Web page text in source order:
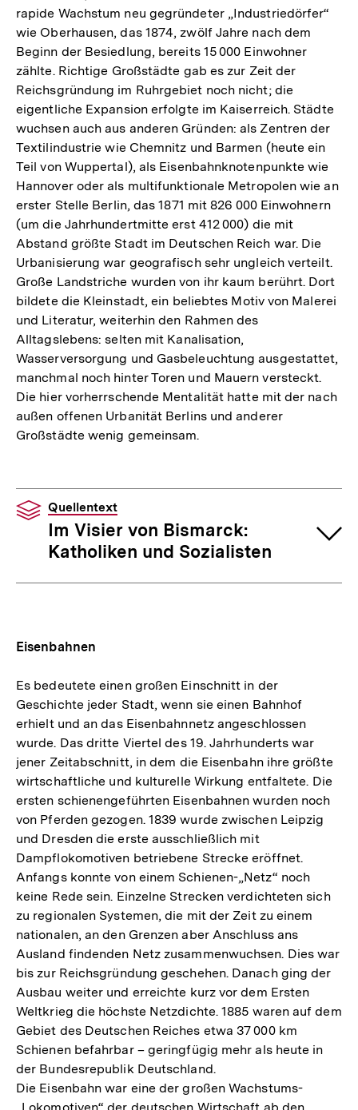
rapide Wachstum neu gegründeter „Industriedörfer“
wie Oberhausen, das 1874, zwölf Jahre nach dem
Beginn der Besiedlung, bereits 15 000 Einwohner
zählte. Richtige Großstädte gab es zur Zeit der
Reichsgründung im Ruhrgebiet noch nicht; die
eigentliche Expansion erfolgte im Kaiserreich. Städte
wuchsen auch aus anderen Gründen: als Zentren der
Textilindustrie wie Chemnitz und Barmen (heute ein
Teil von Wuppertal), als Eisenbahnknotenpunkte wie
Hannover oder als multifunktionale Metropolen wie an
erster Stelle Berlin, das 1871 mit 826 000 Einwohnern
(um die Jahrhundertmitte erst 412 000) die mit
Abstand größte Stadt im Deutschen Reich war. Die
Urbanisierung war geografisch sehr ungleich verteilt.
Große Landstriche wurden von ihr kaum berührt. Dort
bildete die Kleinstadt, ein beliebtes Motiv von Malerei
und Literatur, weiterhin den Rahmen des
Alltagslebens: selten mit Kanalisation,
Wasserversorgung und Gasbeleuchtung ausgestattet,
manchmal noch hinter Toren und Mauern versteckt.
Die hier vorherrschende Mentalität hatte mit der nach
außen offenen Urbanität Berlins und anderer
Großstädte wenig gemeinsam.
Quellentext
Im Visier von Bismarck:
Katholiken und Sozialisten
Eisenbahnen
Es bedeutete einen großen Einschnitt in der
Geschichte jeder Stadt, wenn sie einen Bahnhof
erhielt und an das Eisenbahnnetz angeschlossen
wurde. Das dritte Viertel des 19. Jahrhunderts war
jener Zeitabschnitt, in dem die Eisenbahn ihre größte
wirtschaftliche und kulturelle Wirkung entfaltete. Die
ersten schienengeführten Eisenbahnen wurden noch
von Pferden gezogen. 1839 wurde zwischen Leipzig
und Dresden die erste ausschließlich mit
Dampflokomotiven betriebene Strecke eröffnet.
Anfangs konnte von einem Schienen-„Netz“ noch
keine Rede sein. Einzelne Strecken verdichteten sich
zu regionalen Systemen, die mit der Zeit zu einem
nationalen, an den Grenzen aber Anschluss ans
Ausland findenden Netz zusammenwuchsen. Dies war
bis zur Reichsgründung geschehen. Danach ging der
Ausbau weiter und erreichte kurz vor dem Ersten
Weltkrieg die höchste Netzdichte. 1885 waren auf dem
Gebiet des Deutschen Reiches etwa 37 000 km
Schienen befahrbar – geringfügig mehr als heute in
der Bundesrepublik Deutschland.
Die Eisenbahn war eine der großen Wachstums-